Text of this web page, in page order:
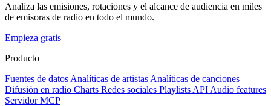
Analiza las emisiones, rotaciones y el alcance de audiencia en miles
de emisoras de radio en todo el mundo.
Empieza gratis
Producto
Fuentes de datos Analíticas de artistas Analíticas de canciones
Difusión en radio Charts Redes sociales Playlists API Audio features
Servidor MCP